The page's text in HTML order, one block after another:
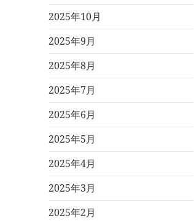
2025年10月
2025年9月
2025年8月
2025年7月
2025年6月
2025年5月
2025年4月
2025年3月
2025年2月